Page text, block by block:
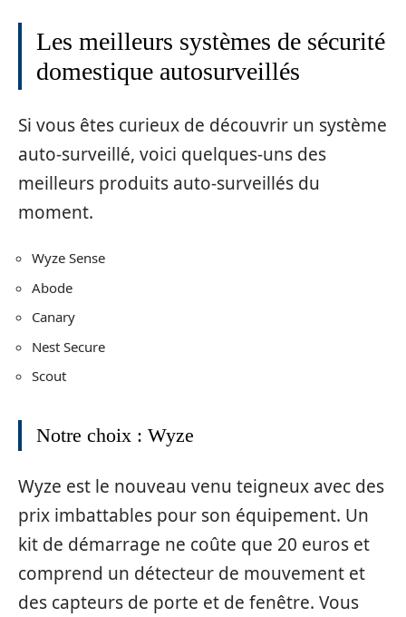
Les meilleurs systèmes de sécurité
domestique autosurveillés
Si vous êtes curieux de découvrir un système
auto-surveillé, voici quelques-uns des
meilleurs produits auto-surveillés du
moment.
Wyze Sense
Abode
Canary
Nest Secure
Scout
Notre choix : Wyze
Wyze est le nouveau venu teigneux avec des
prix imbattables pour son équipement. Un
kit de démarrage ne coûte que 20 euros et
comprend un détecteur de mouvement et
des capteurs de porte et de fenêtre. Vous